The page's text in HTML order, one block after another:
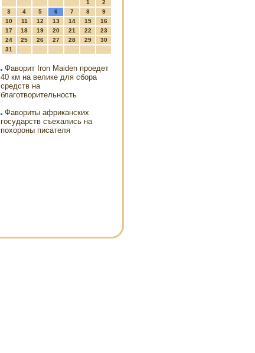
1
2
3
4 5 6 7 8
9
10
11 12 13 14 15
16
17
18 19 20 21 22
23
24
25 26 27 28 29
30
31
Фаворит Iron Maiden проедет
40 км на велике для сбора
средств на
благотворительность
Фавориты африканских
государств съехались на
похороны писателя